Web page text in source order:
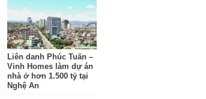
Liên danh Phúc Tuấn –
Vinh Homes làm dự án
nhà ở hơn 1.500 tỷ tại
Nghệ An